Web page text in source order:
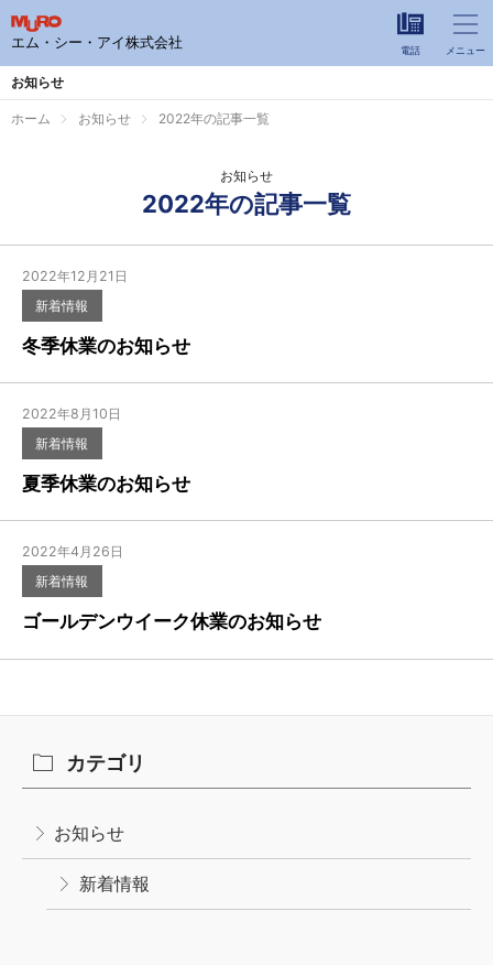
エム・シー・アイ株式会社
自動車部品の製造事業
ロジスティクス事業
採用情報
お知らせ
お電話でのお問い合わせは
028-667-7143
休日：土日・年末年始・GW・夏季休暇
メニュー
電話
お知らせ
ホーム お知らせ 2022年の記事一覧
お知らせ
2022年の記事一覧
2022年12月21日
新着情報
冬季休業のお知らせ
2022年8月10日
新着情報
夏季休業のお知らせ
2022年4月26日
新着情報
ゴールデンウイーク休業のお知らせ
カテゴリ
お知らせ
新着情報